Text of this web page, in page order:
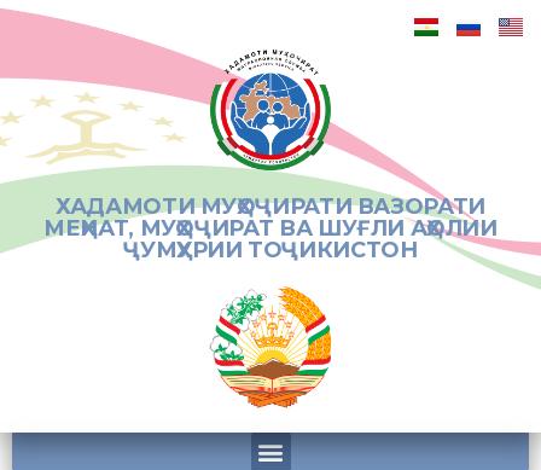
ХАДАМОТИ МУҲОҶИРАТИ ВАЗОРАТИ
МЕҲНАТ, МУҲОҶИРАТ ВА ШУҒЛИ АҲОЛИИ
ҶУМҲУРИИ ТОҶИКИСТОН